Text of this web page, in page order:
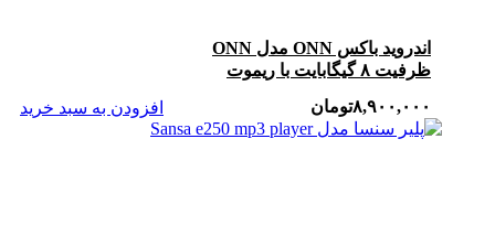
اندروید باکس ONN مدل ONN
ظرفیت ۸ گیگابایت با ریموت
افزودن به سبد خرید
۸,۹۰۰,۰۰۰تومان